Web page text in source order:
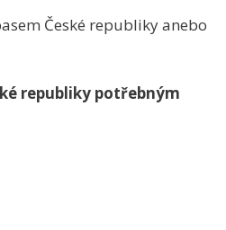
České republiky anebo
republiky potřebným